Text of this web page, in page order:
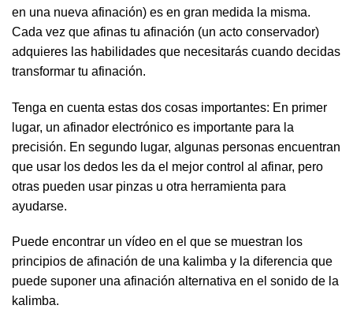
en una nueva afinación) es en gran medida la misma.
Cada vez que afinas tu afinación (un acto conservador)
adquieres las habilidades que necesitarás cuando decidas
transformar tu afinación.
Tenga en cuenta estas dos cosas importantes: En primer
lugar, un afinador electrónico es importante para la
precisión. En segundo lugar, algunas personas encuentran
que usar los dedos les da el mejor control al afinar, pero
otras pueden usar pinzas u otra herramienta para
ayudarse.
Puede encontrar un vídeo en el que se muestran los
principios de afinación de una kalimba y la diferencia que
puede suponer una afinación alternativa en el sonido de la
kalimba.